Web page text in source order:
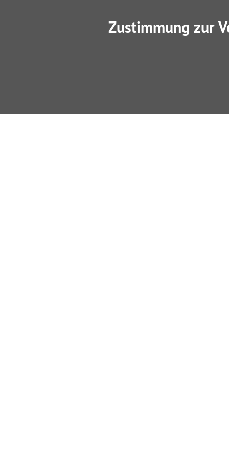
Zustimmung zur